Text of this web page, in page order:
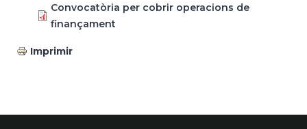
Convocatòria per cobrir operacions de
finançament
Imprimir